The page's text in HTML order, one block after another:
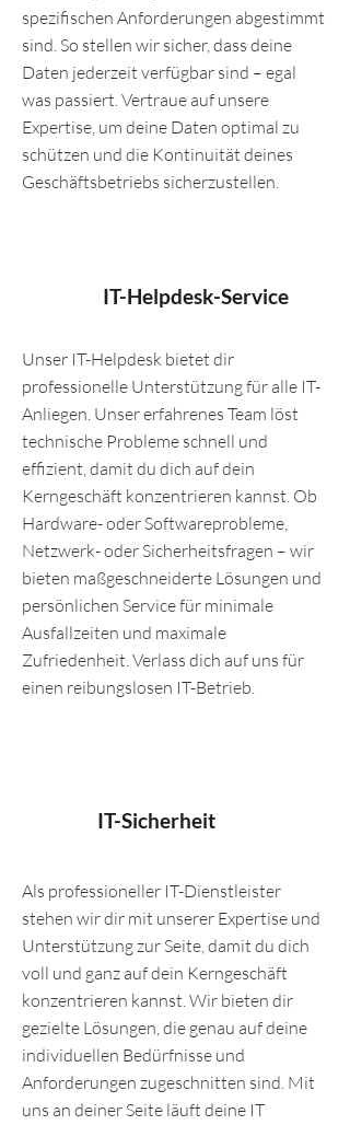
spezifischen Anforderungen abgestimmt
sind. So stellen wir sicher, dass deine
Daten jederzeit verfügbar sind – egal
was passiert. Vertraue auf unsere
Expertise, um deine Daten optimal zu
schützen und die Kontinuität deines
Geschäftsbetriebs sicherzustellen.
IT-Helpdesk-Service
Unser IT-Helpdesk bietet dir
professionelle Unterstützung für alle IT-
Anliegen. Unser erfahrenes Team löst
technische Probleme schnell und
effizient, damit du dich auf dein
Kerngeschäft konzentrieren kannst. Ob
Hardware- oder Softwareprobleme,
Netzwerk- oder Sicherheitsfragen – wir
bieten maßgeschneiderte Lösungen und
persönlichen Service für minimale
Ausfallzeiten und maximale
Zufriedenheit. Verlass dich auf uns für
einen reibungslosen IT-Betrieb.
IT-Sicherheit
Als professioneller IT-Dienstleister
stehen wir dir mit unserer Expertise und
Unterstützung zur Seite, damit du dich
voll und ganz auf dein Kerngeschäft
konzentrieren kannst. Wir bieten dir
gezielte Lösungen, die genau auf deine
individuellen Bedürfnisse und
Anforderungen zugeschnitten sind. Mit
uns an deiner Seite läuft deine IT